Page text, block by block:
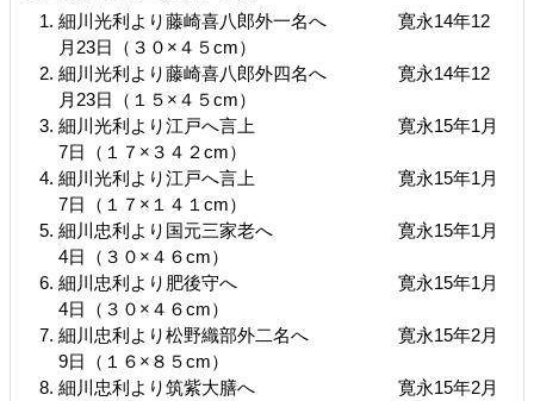
細川光利より藤崎喜八郎外一名へ 寛永14年12
月23日（３０×４５cm）
細川光利より藤崎喜八郎外四名へ 寛永14年12
月23日（１５×４５cm）
細川光利より江戸へ言上 寛永15年1月
7日（１７×３４２cm）
細川光利より江戸へ言上 寛永15年1月
7日（１７×１４１cm）
細川忠利より国元三家老へ 寛永15年1月
4日（３０×４６cm）
細川忠利より肥後守へ 寛永15年1月
4日（３０×４６cm）
細川忠利より松野織部外二名へ 寛永15年2月
9日（１６×８５cm）
細川忠利より筑紫大膳へ 寛永15年2月